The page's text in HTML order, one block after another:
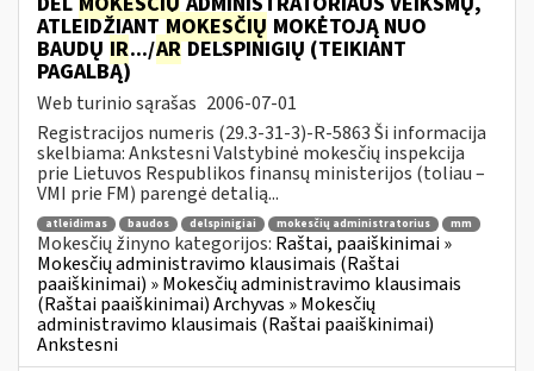
ATLEIDŽIANTMOKESČIŲ MOKĖTOJĄ NUO
BAUDŲ IR.../ARDELSPINIGIŲ (TEIKIANT
PAGALBĄ)
Web turinio sąrašas 2006-07-01
Registracijos numeris (29.3-31-3)-R-5863 Ši informacija
skelbiama: Ankstesni Valstybinė mokesčių inspekcija
prie Lietuvos Respublikos finansų ministerijos (toliau –
VMI prie FM) parengė detalią...
atleidimas baudos delspinigiai mokesčių administratorius mm
Mokesčių žinyno kategorijos: Raštai, paaiškinimai »
Mokesčių administravimo klausimais (Raštai
paaiškinimai) » Mokesčių administravimo klausimais
(Raštai paaiškinimai) Archyvas » Mokesčių
administravimo klausimais (Raštai paaiškinimai)
Ankstesni